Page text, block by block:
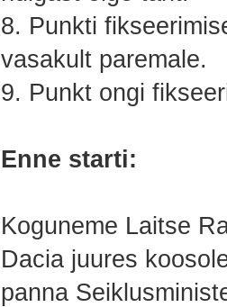
8. Punkti
vasakult paremale.
9. Punkt ongi
Enne starti:
Koguneme Laitse
Dacia juures
panna